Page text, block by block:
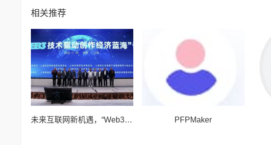
相关推荐
未来互联网新机遇，“Web3技术驱动创作经济蓝海”论坛举行 PFPMaker